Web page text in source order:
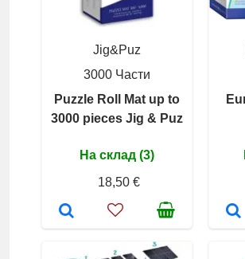
Jig&Puz
3000 Части
Puzzle Roll Mat up to
3000 pieces Jig & Puz
На склад (3)
18,50 €